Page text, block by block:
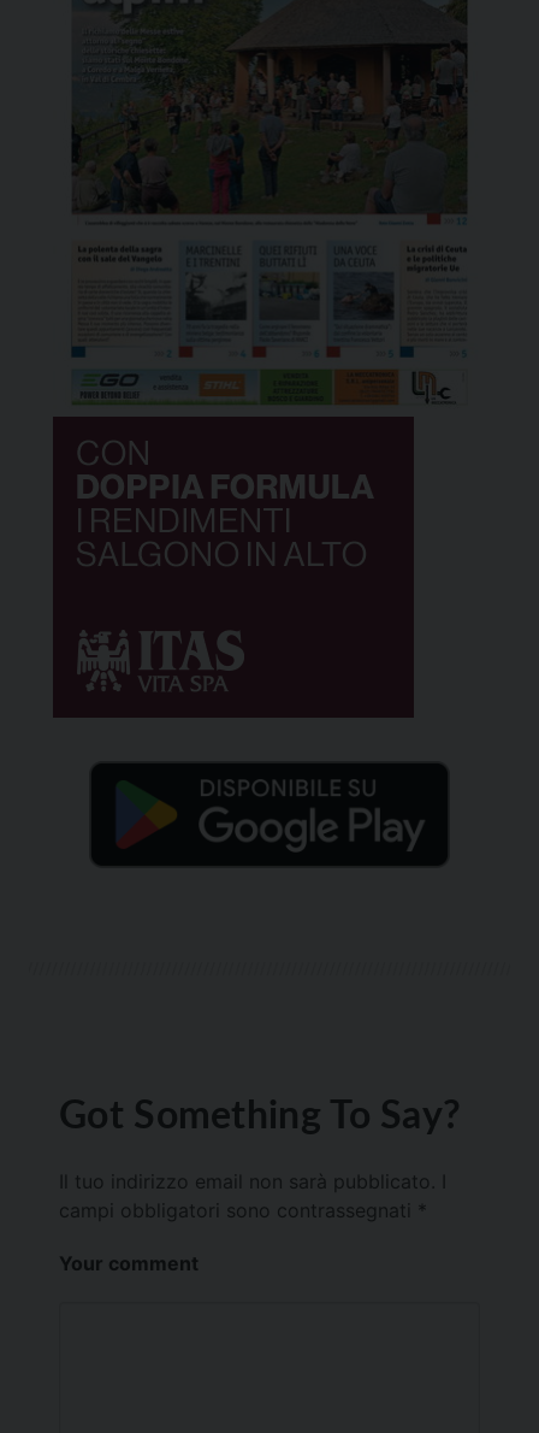
Got Something To Say?
Il tuo indirizzo email non sarà pubblicato.
campi obbligatori sono contrassegnati *
Your comment